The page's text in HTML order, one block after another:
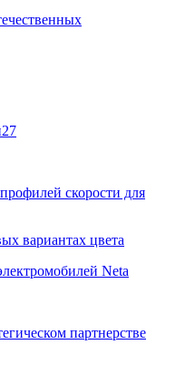
27
скорости для
вариантах цвета
Neta
партнерстве